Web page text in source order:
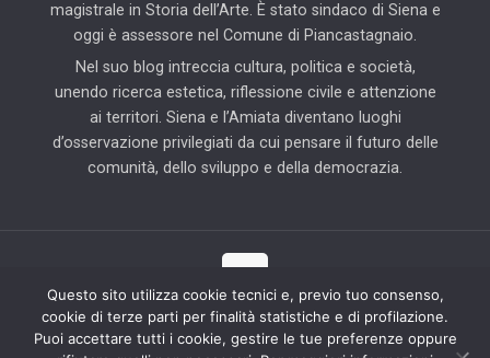
magistrale in Storia dell’Arte. È stato sindaco di Siena e
oggi è assessore nel Comune di Piancastagnaio.
Nel suo blog intreccia cultura, politica e società,
unendo ricerca estetica, riflessione civile e attenzione
ai territori. Siena e l’Amiata diventano luoghi
d’osservazione privilegiati da cui pensare il futuro delle
comunità, dello sviluppo e della democrazia.
© 2025 Il Blog di Pierluigi Piccini | Tutti i diritti riservati | Partner
tecnico: Hab Solution
Questo sito utilizza cookie tecnici e, previo tuo consenso,
cookie di terze parti per finalità statistiche e di profilazione.
Puoi accettare tutti i cookie, gestire le tue preferenze oppure